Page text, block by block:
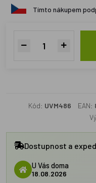
Tímto nákupem
Kód: UVM486 EAN:
Dostupnost a
U Vás doma
18.08.2026